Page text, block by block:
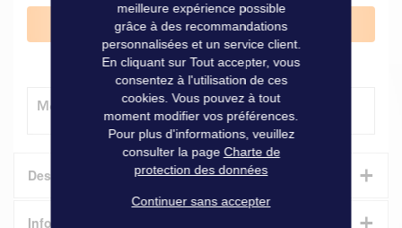
Ajouter au panier
Modes de livraison
Description +
Clé en croix pratique pour ouvrir facilement les filtres à eau
Informations techniques
meilleure expérience possible
grâce à des recommandations
personnalisées et un service client.
En cliquant sur Tout accepter, vous
consentez à l'utilisation de ces
cookies. Vous pouvez à tout
moment modifier vos préférences.
Pour plus d'informations, veuillez
consulter la page Charte de
protection des données
Continuer sans accepter